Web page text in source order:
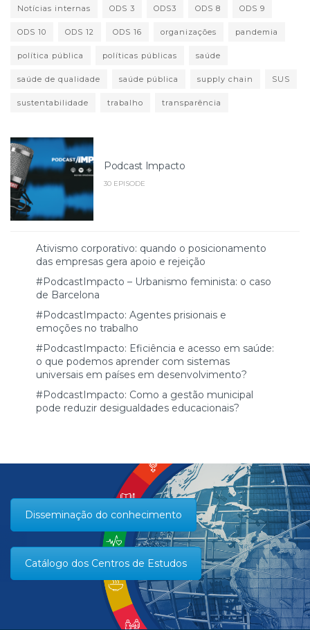
Notícias internas ODS 3 ODS3 ODS 8 ODS 9
ODS 10 ODS 12 ODS 16 organizações pandemia
política pública políticas públicas saúde
saúde de qualidade saúde pública supply chain SUS
sustentabilidade trabalho transparência
Podcast Impacto
30 EPISODE
Ativismo corporativo: quando o posicionamento
das empresas gera apoio e rejeição
#PodcastImpacto – Urbanismo feminista: o caso
de Barcelona
#PodcastImpacto: Agentes prisionais e
emoções no trabalho
#PodcastImpacto: Eficiência e acesso em saúde:
o que podemos aprender com sistemas
universais em países em desenvolvimento?
#PodcastImpacto: Como a gestão municipal
pode reduzir desigualdades educacionais?
Disseminação do conhecimento
Catálogo dos Centros de Estudos